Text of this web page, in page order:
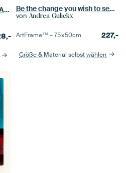
Text Art BELIEVEYOUR DREAMS - FOLLOW YOUR HEART Be the change you wish to see in the world
von Andrea Gulickx
ArtFrame™ –75×50cm 227,-
Größe & Material selbst wählen